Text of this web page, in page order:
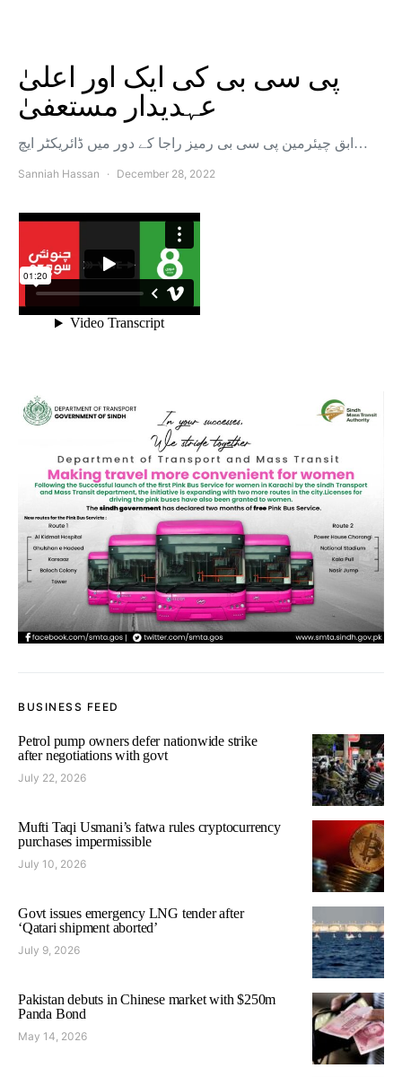
پی سی بی کی ایک اور اعلیٰ
عہدیدار مستعفیٰ
ابق چیئرمین پی سی بی رمیز راجا کے دور میں ڈائریکٹر ایچ…
Sanniah Hassan December 28, 2022
BUSINESS FEED
Petrol pump owners defer nationwide strike
after negotiations with govt
July 22, 2026
Mufti Taqi Usmani’s fatwa rules cryptocurrency
purchases impermissible
July 10, 2026
Govt issues emergency LNG tender after
‘Qatari shipment aborted’
July 9, 2026
Pakistan debuts in Chinese market with $250m
Panda Bond
May 14, 2026